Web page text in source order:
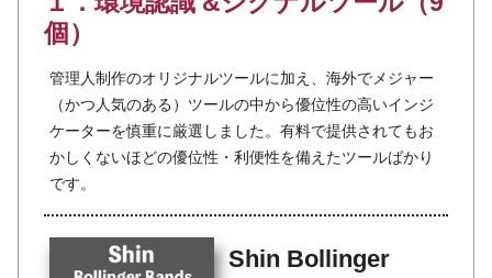
個）
管理人制作のオリジナルツールに加え、海外でメジャー
（かつ人気のある）ツールの中から優位性の高いインジ
ケーターを慎重に厳選しました。有料で提供されてもお
かしくないほどの優位性・利便性を備えたツールばかり
です。
Shin Bollinger